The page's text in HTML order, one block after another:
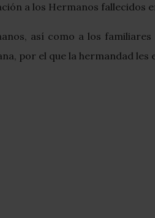
a los Hermanos fallecidos
así como a los
por el que la hermandad les